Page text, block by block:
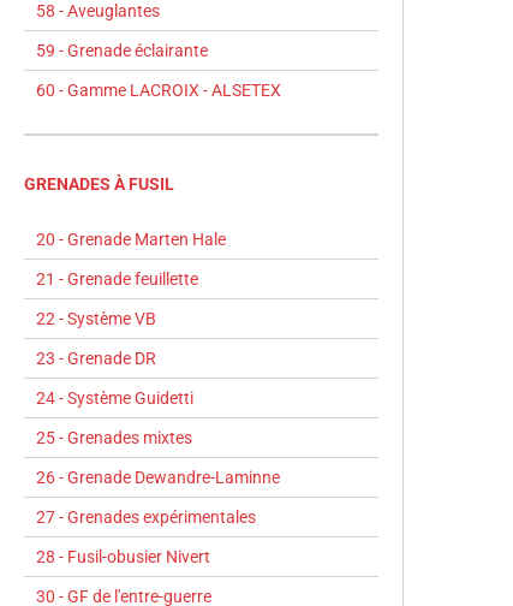
58 - Aveuglantes
59 - Grenade éclairante
60 - Gamme LACROIX - ALSETEX
GRENADES À FUSIL
20 - Grenade Marten Hale
21 - Grenade feuillette
22 - Système VB
23 - Grenade DR
24 - Système Guidetti
25 - Grenades mixtes
26 - Grenade Dewandre-Laminne
27 - Grenades expérimentales
28 - Fusil-obusier Nivert
30 - GF de l'entre-guerre